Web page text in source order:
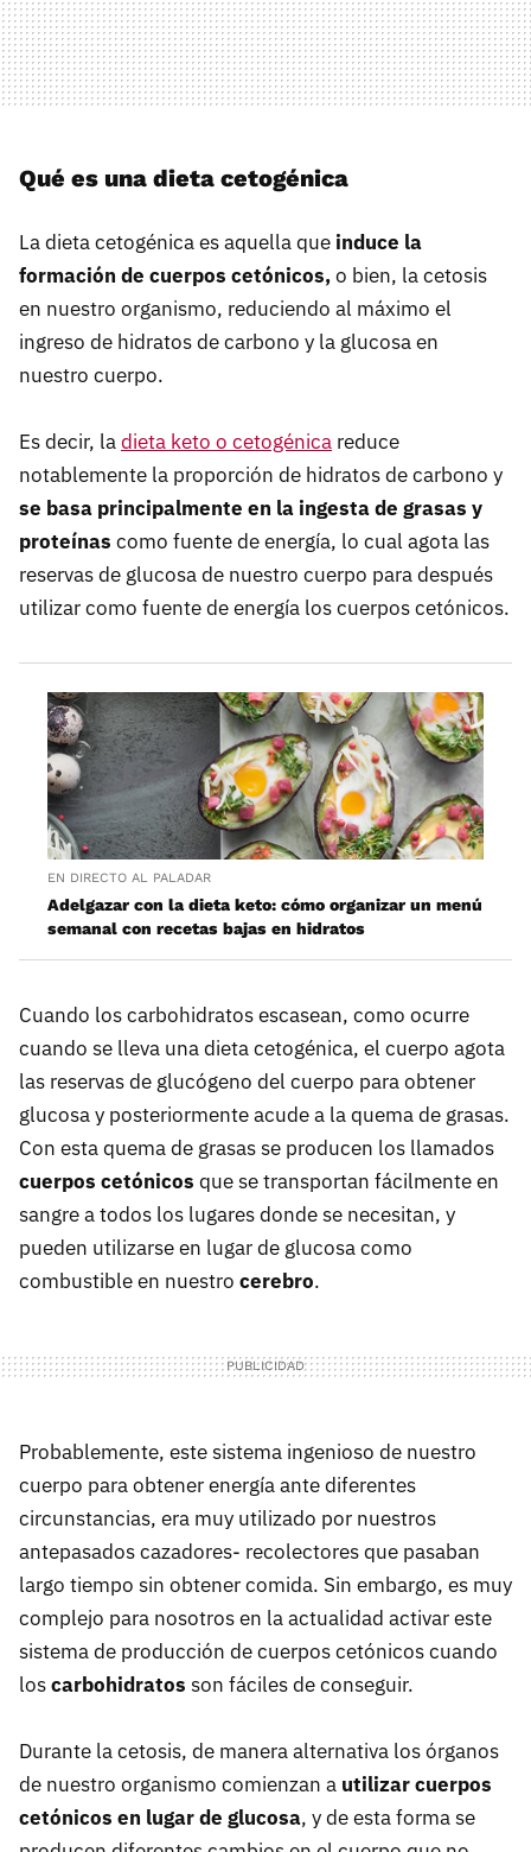
Qué es una dieta cetogénica
La dieta cetogénica es aquella que induce la
formación de cuerpos cetónicos,o bien, la cetosis
en nuestro organismo, reduciendo al máximo el
ingreso de hidratos de carbono y la glucosa en
nuestro cuerpo.
Es decir, ladieta keto o cetogénica reduce
notablemente la proporción de hidratos de carbono y
se basa principalmente en la ingesta de grasas y
proteínas como fuente de energía, lo cual agota las
reservas de glucosa de nuestro cuerpo para después
utilizar como fuente de energía los cuerpos cetónicos.
EN DIRECTO AL PALADAR
Adelgazar con la dieta keto: cómo organizar un menú
semanal con recetas bajas en hidratos
Cuando los carbohidratos escasean, como ocurre
cuando se lleva una dieta cetogénica, el cuerpo agota
las reservas de glucógeno del cuerpo para obtener
glucosa y posteriormente acude a la quema de grasas.
Con esta quema de grasas se producen los llamados
cuerpos cetónicos que se transportan fácilmente en
sangre a todos los lugares donde se necesitan, y
pueden utilizarse en lugar de glucosa como
combustible en nuestro cerebro.
Probablemente, este sistema ingenioso de nuestro
cuerpo para obtener energía ante diferentes
circunstancias, era muy utilizado por nuestros
antepasados cazadores- recolectores que pasaban
largo tiempo sin obtener comida. Sin embargo, es muy
complejo para nosotros en la actualidad activar este
sistema de producción de cuerpos cetónicos cuando
loscarbohidratos son fáciles de conseguir.
Durante la cetosis, de manera alternativa los órganos
de nuestro organismo comienzan a utilizar cuerpos
cetónicos en lugar de glucosa, y de esta forma se